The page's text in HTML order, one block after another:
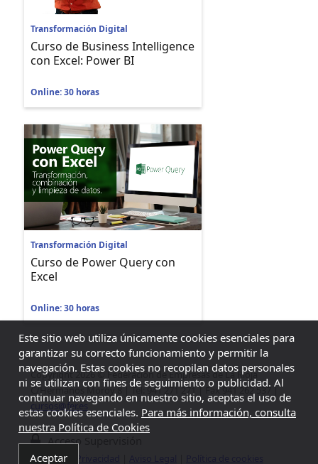
Transformación Digital
Curso de Business Intelligence
con Excel: Power BI
Online: 30 horas
Transformación Digital
Curso de Power Query con
Excel
Online: 30 horas
Copyright 2026 © Federación de Empresas de La Rioja
C/Hermanos Moroy 8 | Tel: 941 271 271 | Fax 941 262 537 |
cursos@fer.es
Acceso Supervisión
Politica de Privacidad
Este sitio web utiliza únicamente cookies esenciales para
garantizar su correcto funcionamiento y permitir la
navegación. Estas cookies no recopilan datos personales
ni se utilizan con fines de seguimiento o publicidad. Al
continuar navegando en nuestro sitio, aceptas el uso de
estas cookies esenciales. Para más información, consulta
nuestra Política de Cookies
Aceptar